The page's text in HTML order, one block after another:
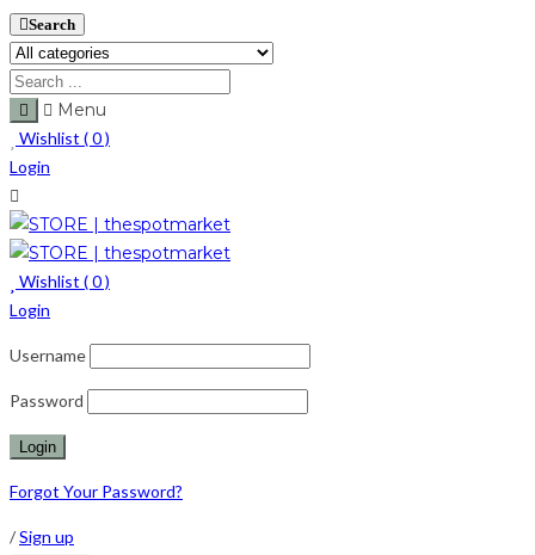
Search
Menu
Wishlist (0)
Login
Wishlist (0)
Login
Username
Password
Forgot Your Password?
/Sign up